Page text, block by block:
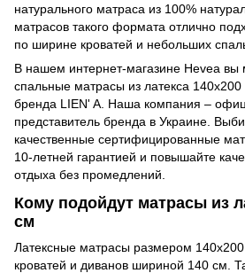
натурального матраса из 100%
матрасов такого формата отлично
по ширине кроватей и небольших
В нашем интернет-магазине Hevea вы
спальные матрасы из латекса 140х200
бренда LIEN' A. Наша компания –
представитель бренда в Украине.
качественные сертифицированные
10-летней гарантией и повышайте
отдыха без промедлений.
Кому подойдут матрасы из
см
Латексные матрасы размером
кроватей и диванов шириной 140 см.